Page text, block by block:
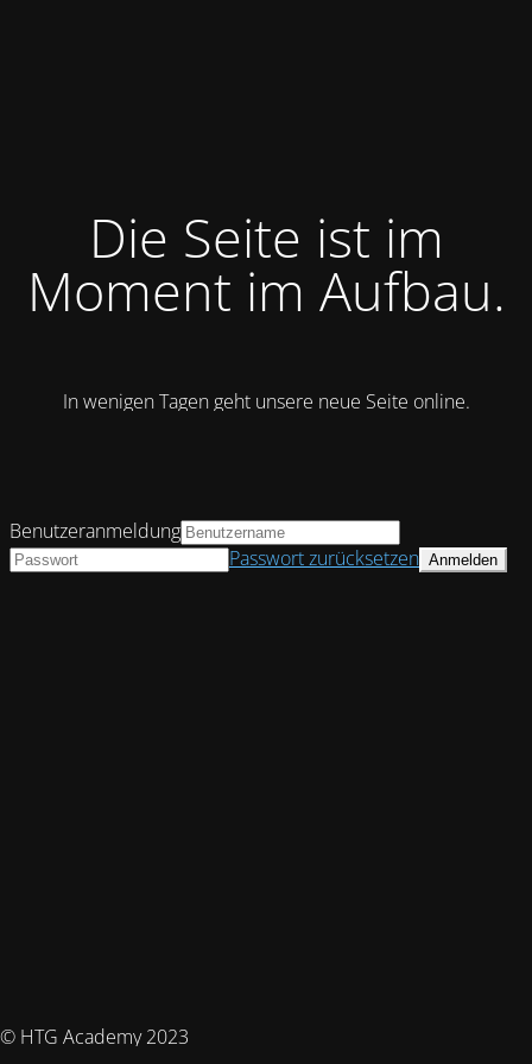
Die Seite ist im
Moment im Aufbau.
In wenigen Tagen geht unsere neue Seite online.
© HTG Academy 2023
Benutzeranmeldung
Passwort zurücksetzen